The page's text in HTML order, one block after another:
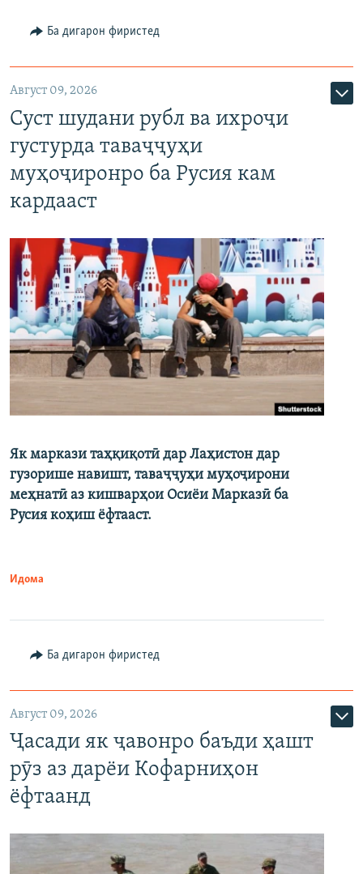
Ба дигарон фиристед
Август 09, 2026
Суст шудани рубл ва ихроҷи
густурда таваҷҷуҳи
муҳоҷиронро ба Русия кам
кардааст
Як маркази таҳқиқотӣ дар Лаҳистон дар
гузорише навишт, таваҷҷуҳи муҳоҷирони
меҳнатӣ аз кишварҳои Осиёи Марказӣ ба
Русия коҳиш ёфтааст.
Идома
Ба дигарон фиристед
Август 09, 2026
Ҷасади як ҷавонро баъди ҳашт
рӯз аз дарёи Кофарниҳон
ёфтаанд